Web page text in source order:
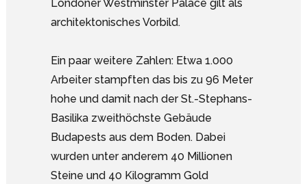
Londoner Westminster Palace gilt als
architektonisches Vorbild.
Ein paar weitere Zahlen: Etwa 1.000
Arbeiter stampften das bis zu 96 Meter
hohe und damit nach der St.-Stephans-
Basilika zweithöchste Gebäude
Budapests aus dem Boden. Dabei
wurden unter anderem 40 Millionen
Steine und 40 Kilogramm Gold